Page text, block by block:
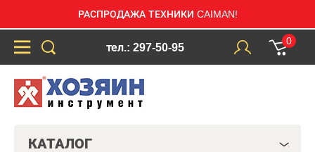
РАСПРОДАЖА ТЕХНИКИ CAIMAN!
тел.: 297-50-95
0
КАТАЛОГ